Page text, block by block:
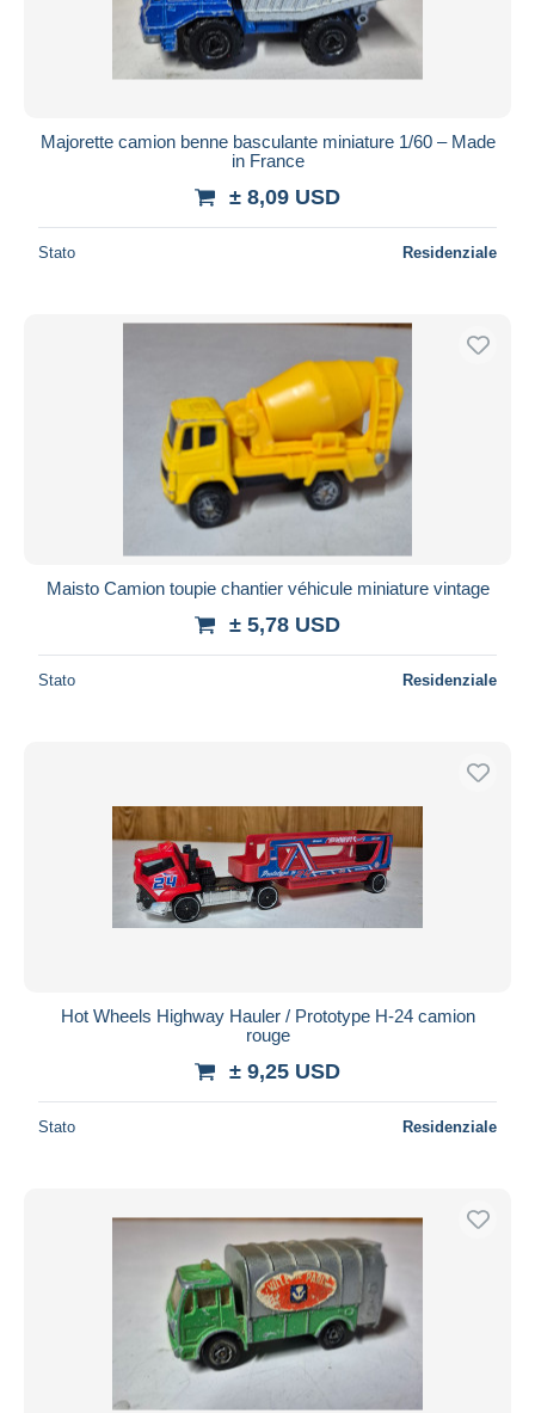
Majorette camion benne basculante miniature 1/60 – Made
in France
± 8,09 USD
Stato Residenziale
Maisto Camion toupie chantier véhicule miniature vintage
± 5,78 USD
Stato Residenziale
Hot Wheels Highway Hauler / Prototype H‑24 camion
rouge
± 9,25 USD
Stato Residenziale